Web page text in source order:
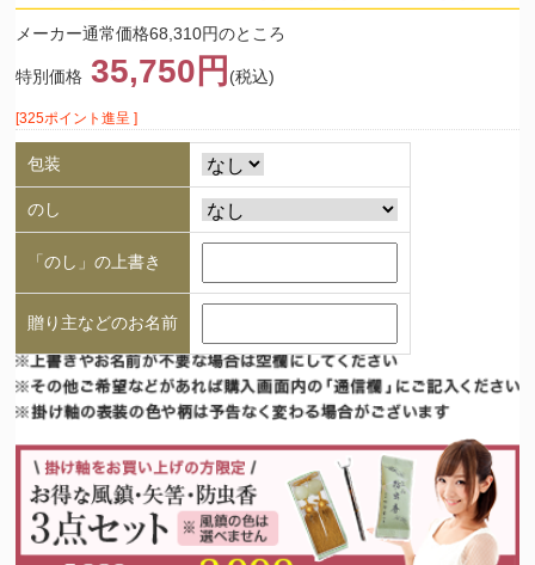
メーカー通常価格68,310円のところ
特別価格 35,750円 (税込)
[325ポイント進呈 ]
包装
のし
「のし」の上書き
贈り主などのお名前